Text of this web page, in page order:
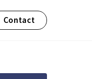
Contact